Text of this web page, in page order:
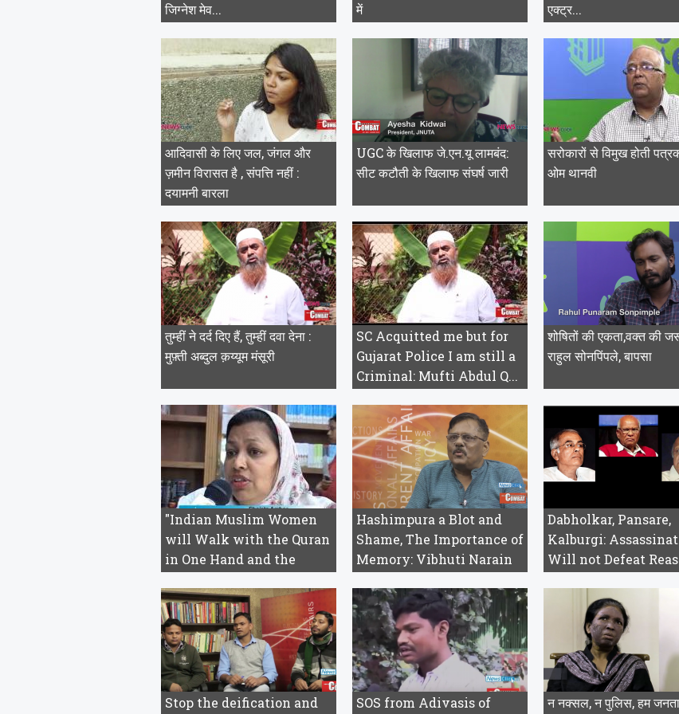
जिग्नेश मेव...
में
एक्ट्र...
आदिवासी के लिए जल, जंगल और
ज़मीन विरासत है , संपत्ति नहीं :
दयामनी बारला
UGC के खिलाफ जे.एन.यू लामबंद:
सीट कटौती के खिलाफ संघर्ष जारी
सरोकारों से विमुख होती
ओम थानवी
तुम्हीं ने दर्द दिए हैं, तुम्हीं दवा देना :
मुफ़्ती अब्दुल क़य्यूम मंसूरी
SC Acquitted me but for
Gujarat Police I am still a
Criminal: Mufti Abdul Q...
शोषितों की एकता,वक्त की
राहुल सोनपिंपले, बापसा
"Indian Muslim Women
will Walk with the Quran
in One Hand and the
Hashimpura a Blot and
Shame, The Importance of
Memory: Vibhuti Narain
Dabholkar, Pansare,
Kalburgi:
Will not Defeat
Stop the deification and SOS from Adivasis of न नक्सल, न पुलिस, हम